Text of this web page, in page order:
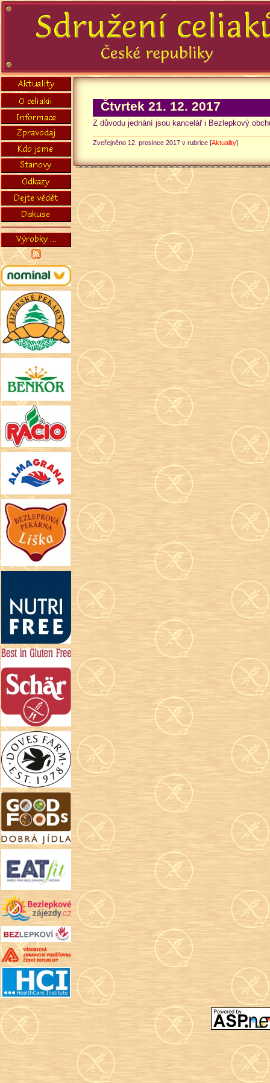
Čtvrtek 21. 12. 2017
Z důvodu jednání jsou kancelář i Bezlepkový
Zveřejněno 12. prosince 2017 v rubrice [Aktuality]